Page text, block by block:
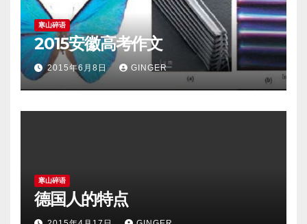
寒山碎语
2015安徽高考作文
2015年6月8日 GINGER
寒山碎语
德国人的特点